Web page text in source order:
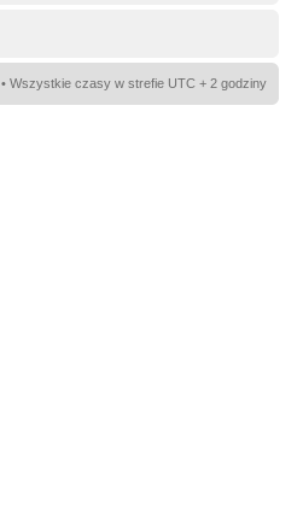
• Wszystkie czasy w strefie UTC + 2 godziny